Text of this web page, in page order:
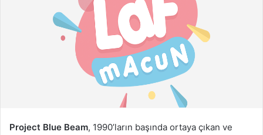
o
s
t
Project Blue Beam, 1990’ların başında ortaya çıkan ve